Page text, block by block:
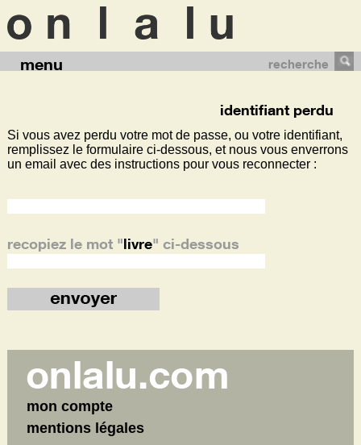
menu recherche
identifiant perdu
Si vous avez perdu votre mot de passe, ou votre identifiant,
remplissez le formulaire ci-dessous, et nous vous enverrons
un email avec des instructions pour vous reconnecter :
recopiez le mot "livre" ci-dessous
mon compte
mentions légales